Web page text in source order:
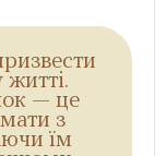
— це
з
їм